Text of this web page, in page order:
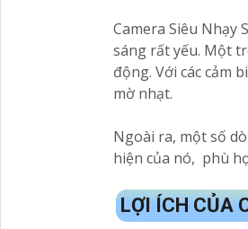
Camera Siêu Nhạy
sáng rất yếu. Một
động. Với các cảm
mờ nhạt.
Ngoài ra, một số
hiện của nó, phù
LỢI ÍCH CỦA